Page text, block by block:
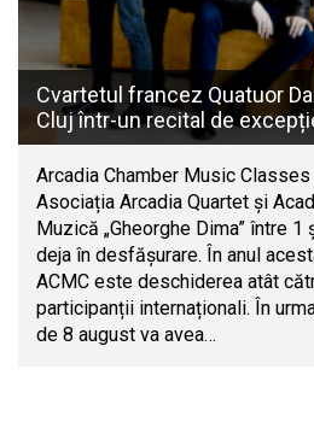
Cvartetul francez Quatuor
Cluj într-un recital de
Arcadia Chamber Music
Asociația Arcadia Quartet și
Muzică „Gheorghe Dima” între
deja în desfășurare. În anul
ACMC este deschiderea atât
participanții internaționali. În
de 8 august va avea…